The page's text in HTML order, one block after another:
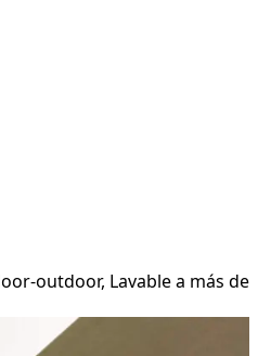
outdoor, Lavable a más de